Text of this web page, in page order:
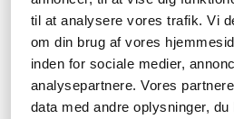
til at analysere vores trafik. Vi
om din brug af vores
inden for sociale medier,
analysepartnere. Vores
data med andre oplysninger,
når du har brug for dem og så
der hører sammen ikke forsvinder.
papirklemmer her på siden for at
Find de hæfteklammer du har brug
eller kig rundt i vores overordnede
hæfteklammerfor et varieret udvalg